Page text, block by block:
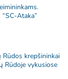
Ataka”
Rūdos krepšininkai
Rūdoje vykusiose